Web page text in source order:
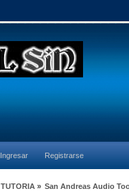
Ingresar Registrarse
TUTORIA» San Andreas Audio